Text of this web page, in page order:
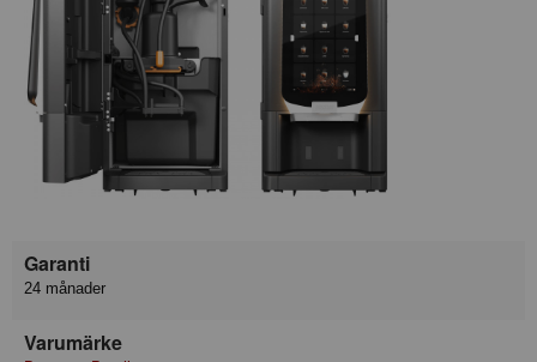
Garanti
24 månader
Varumärke